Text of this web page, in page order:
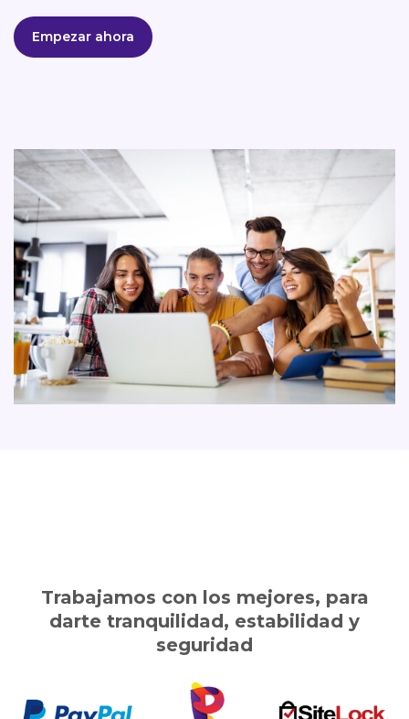
Empezar ahora
Trabajamos con los mejores, para
darte tranquilidad, estabilidad y
seguridad